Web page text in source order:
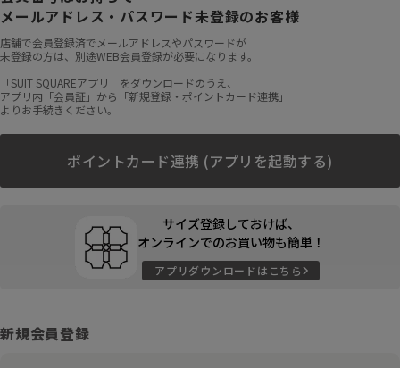
メールアドレス・パスワード未登録のお客様
店舗で会員登録済でメールアドレスやパスワードが
未登録の方は、別途WEB会員登録が必要になります。
「SUIT SQUAREアプリ」をダウンロードのうえ、
アプリ内「会員証」から「新規登録・ポイントカード連携」
よりお手続きください。
ポイントカード連携 (アプリを起動する)
サイズ登録しておけば、
オンラインでのお買い物も簡単！
アプリダウンロードはこちら
新規会員登録